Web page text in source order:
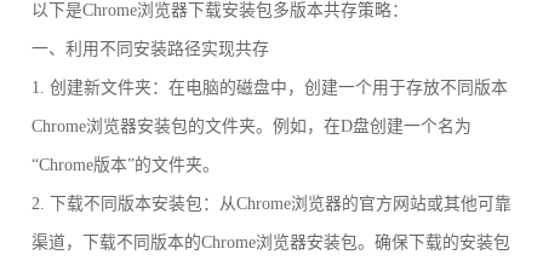
以下是Chrome浏览器下载安装包多版本共存策略：
一、利用不同安装路径实现共存
1. 创建新文件夹：在电脑的磁盘中，创建一个用于存放不同版本
Chrome浏览器安装包的文件夹。例如，在D盘创建一个名为
“Chrome版本”的文件夹。
2. 下载不同版本安装包：从Chrome浏览器的官方网站或其他可靠
渠道，下载不同版本的Chrome浏览器安装包。确保下载的安装包